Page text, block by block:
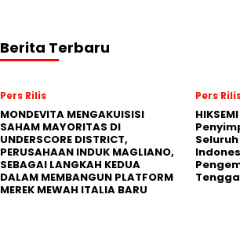
Berita Terbaru
Pers Rilis
MONDEVITA MENGAKUISISI
SAHAM MAYORITAS DI
UNDERSCORE DISTRICT,
PERUSAHAAN INDUK MAGLIANO,
SEBAGAI LANGKAH KEDUA
DALAM MEMBANGUN PLATFORM
MEREK MEWAH ITALIA BARU
Pers